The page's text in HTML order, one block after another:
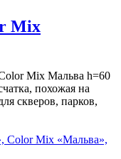
Mix
Mix Мальва h=60
похожая на
скверов, парков,
Color Mix «Мальва»,